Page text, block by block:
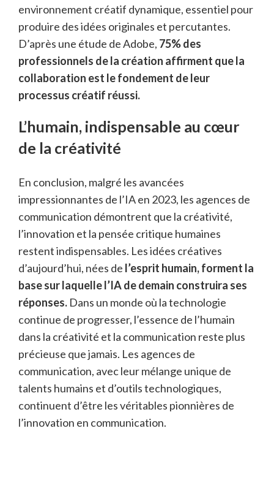
environnement créatif dynamique, essentiel pour
produire des idées originales et percutantes.
D’après une étude de Adobe, 75% des
professionnels de la création affirment que la
collaboration est le fondement de leur
processus créatif réussi.
L’humain, indispensable au cœur
de la créativité
En conclusion, malgré les avancées
impressionnantes de l’IA en 2023, les agences de
communication démontrent que la créativité,
l’innovation et la pensée critique humaines
restent indispensables. Les idées créatives
d’aujourd’hui, nées de l’esprit humain, forment la
base sur laquelle l’IA de demain construira ses
réponses. Dans un monde où la technologie
continue de progresser, l’essence de l’humain
dans la créativité et la communication reste plus
précieuse que jamais. Les agences de
communication, avec leur mélange unique de
talents humains et d’outils technologiques,
continuent d’être les véritables pionnières de
l’innovation en communication.